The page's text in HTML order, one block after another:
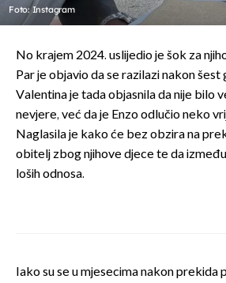
Foto: Instagram
No krajem 2024. uslijedio je šok za
Par je objavio da se razilazi nakon šest
Valentina je tada objasnila da nije bilo
nevjere, već da je Enzo odlučio neko
Naglasila je kako će bez obzira na
obitelj zbog njihove djece te da
loših odnosa.
Iako su se u mjesecima nakon prekida